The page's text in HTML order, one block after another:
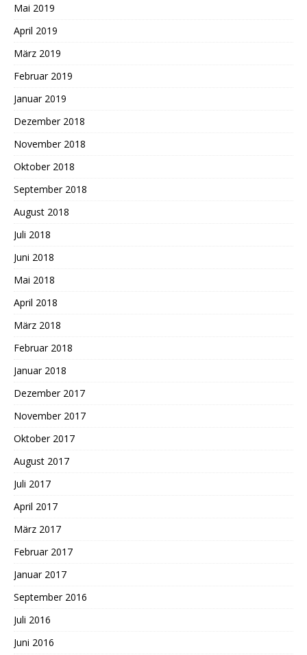
Mai 2019
April 2019
März 2019
Februar 2019
Januar 2019
Dezember 2018
November 2018
Oktober 2018
September 2018
August 2018
Juli 2018
Juni 2018
Mai 2018
April 2018
März 2018
Februar 2018
Januar 2018
Dezember 2017
November 2017
Oktober 2017
August 2017
Juli 2017
April 2017
März 2017
Februar 2017
Januar 2017
September 2016
Juli 2016
Juni 2016